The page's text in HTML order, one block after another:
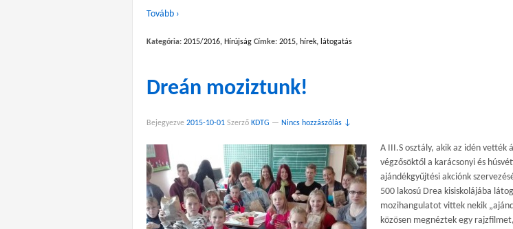
Tovább ›
Kategória: 2015/2016, Hírújság Címke: 2015, hírek, látogatás
Dreán moziztunk!
Bejegyezve 2015-10-01 Szerző KDTG — Nincs hozzászólás ↓
A III.S osztály, akik az idén vették
végzősöktől a karácsonyi és
ajándékgyűjtési akciónk
500 lakosú Drea kisiskolájába
mozihangulatot vittek nekik
közösen megnéztek egy